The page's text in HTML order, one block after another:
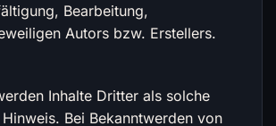
Bearbeitung,
Autors bzw. Erstellers.
Inhalte Dritter als solche
Bei Bekanntwerden von